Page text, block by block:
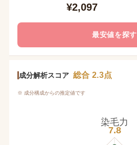
¥2,097
最安値を探す
成分解析スコア 総合 2.3点
※ 成分構成からの推定値です
染毛力
7.8